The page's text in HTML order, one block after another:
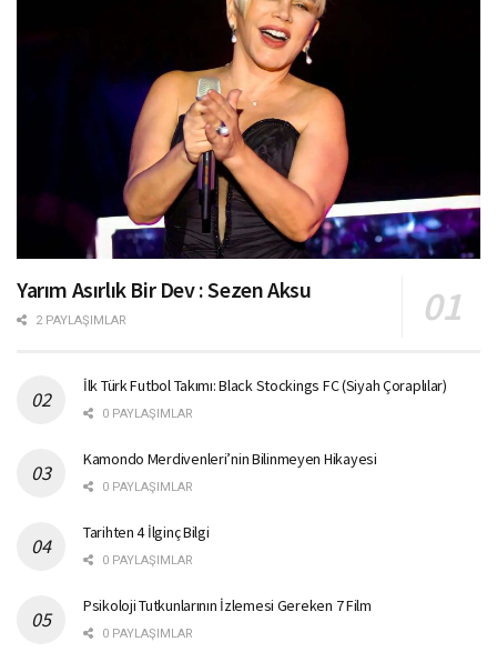
Yarım Asırlık Bir Dev : Sezen Aksu
2 PAYLAŞIMLAR
İlk Türk Futbol Takımı: Black Stockings FC (Siyah Çoraplılar)
0 PAYLAŞIMLAR
Kamondo Merdivenleri’nin Bilinmeyen Hikayesi
0 PAYLAŞIMLAR
Tarihten 4 İlginç Bilgi
0 PAYLAŞIMLAR
Psikoloji Tutkunlarının İzlemesi Gereken 7 Film
0 PAYLAŞIMLAR